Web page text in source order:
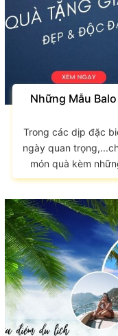
Những Mẫu
Trong các dịp đặc
ngày quan
món quà kèm
món quà được các
quà tặng giá rẻ
quà ưng ý dành